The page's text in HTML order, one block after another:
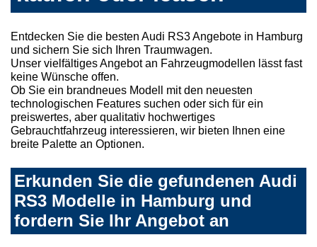
Entdecken Sie die besten Audi RS3 Angebote in Hamburg
und sichern Sie sich Ihren Traumwagen.
Unser vielfältiges Angebot an Fahrzeugmodellen lässt fast
keine Wünsche offen.
Ob Sie ein brandneues Modell mit den neuesten
technologischen Features suchen oder sich für ein
preiswertes, aber qualitativ hochwertiges
Gebrauchtfahrzeug interessieren, wir bieten Ihnen eine
breite Palette an Optionen.
Erkunden Sie die gefundenen Audi
RS3 Modelle in Hamburg und
fordern Sie Ihr Angebot an